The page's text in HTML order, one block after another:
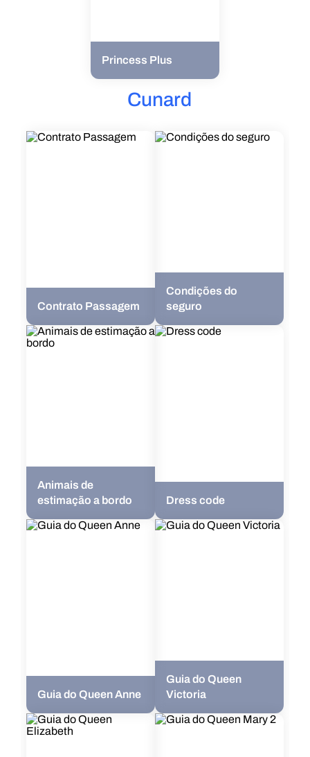
Princess Plus
Cunard
Contrato Passagem
Condições do
seguro
Animais de
estimação a bordo
Dress code
Guia do Queen Anne
Guia do Queen
Victoria